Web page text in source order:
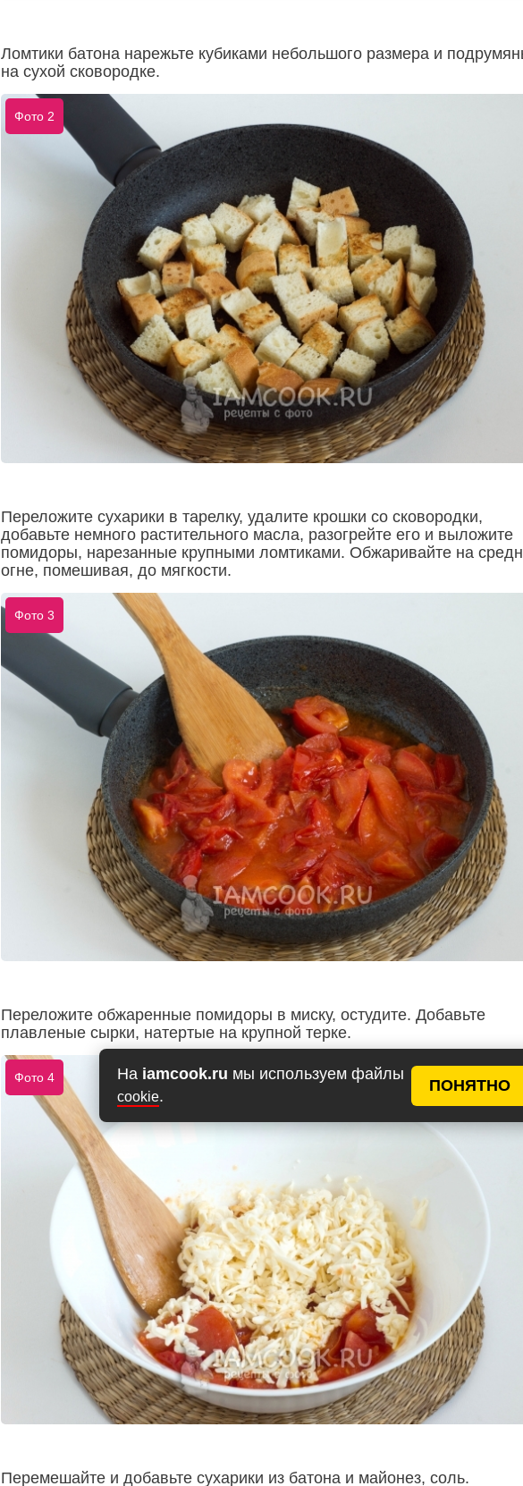
На iamcook.ru мы используем файлы
cookie.
ПОНЯТНО
Ломтики батона нарежьте кубиками небольшого размера и
на сухой сковородке.
Фото 2
Переложите сухарики в тарелку, удалите крошки со сковородки,
добавьте немного растительного масла, разогрейте его и выложите
помидоры, нарезанные крупными ломтиками. Обжаривайте на
огне, помешивая, до мягкости.
Фото 3
Переложите обжаренные помидоры в миску, остудите. Добавьте
плавленые сырки, натертые на крупной терке.
Фото 4
Перемешайте и добавьте сухарики из батона и майонез, соль.